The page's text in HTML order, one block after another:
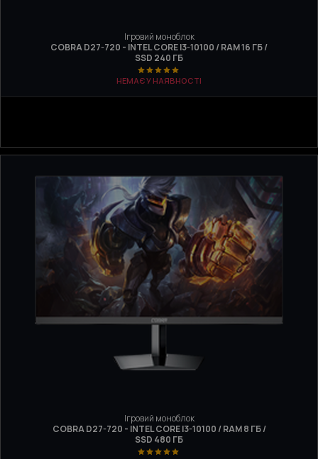
Ігровий моноблок
COBRA D27-720 - INTEL CORE I3-10100 / RAM 16 ГБ /
SSD 240 ГБ
НЕМАЄ У НАЯВНОСТІ
Ігровий моноблок
COBRA D27-720 - INTEL CORE I3-10100 / RAM 8 ГБ /
SSD 480 ГБ